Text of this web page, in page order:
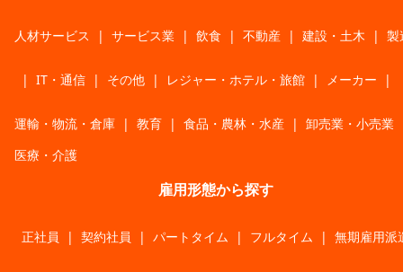
人材サービス | サービス業 | 飲食 | 不動産 | 建設・土木 | 製
| IT・通信 | その他 | レジャー・ホテル・旅館 | メーカー |
運輸・物流・倉庫 | 教育 | 食品・農林・水産 | 卸売業・小売業
医療・介護
雇用形態から探す
正社員 | 契約社員 | パートタイム | フルタイム | 無期雇用派